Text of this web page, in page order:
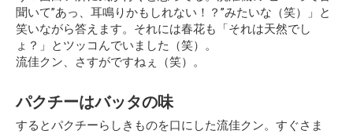
聞いて”あっ、耳鳴りかもしれない！？”みたいな（笑）」
と
笑いながら答えます。それには春花も「それは天然でし
ょ？」とツッコんでいました（笑）。
流佳クン、さすがですねぇ（笑）。
パクチーはバッタの味
するとパクチーらしきものを口にした流佳クン。すぐさま